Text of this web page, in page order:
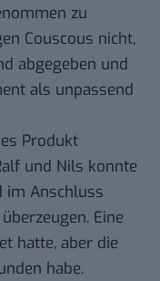
zu
Couscous nicht,
abgegeben und
als unpassend
Produkt
und Nils konnte
im Anschluss
Eine
hatte, aber die
habe.